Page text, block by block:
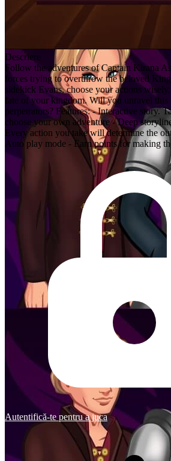
Descriere
Follow the adventures of Captain Kirana
forces trying to overthrow the beloved
sidekick Evans, choose your actions
fate of your kingdom. Will you unravel this
perpetrators? Features: - Interactive story.
choose your own adventure - Deep
Every action you take will determine the
Auto play mode - Earn points for making
Autentifică-te pentru a juca